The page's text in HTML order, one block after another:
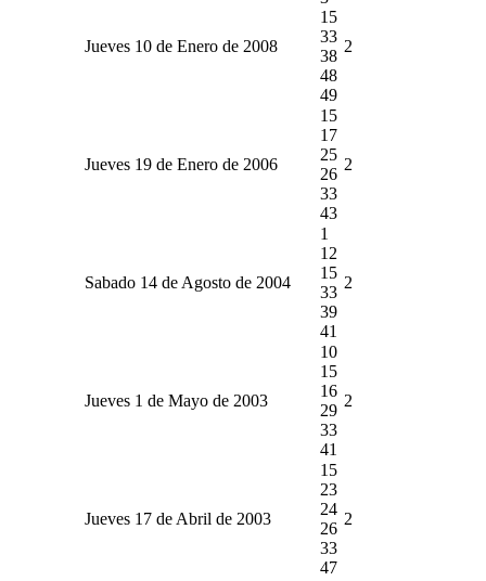
Jueves 10 de Enero de 2008
15
33
38
48
49
2
Jueves 19 de Enero de 2006
15
17
25
26
33
43
2
Sabado 14 de Agosto de 2004
1
12
15
33
39
41
2
Jueves 1 de Mayo de 2003
10
15
16
29
33
41
2
Jueves 17 de Abril de 2003
15
23
24
26
33
47
2